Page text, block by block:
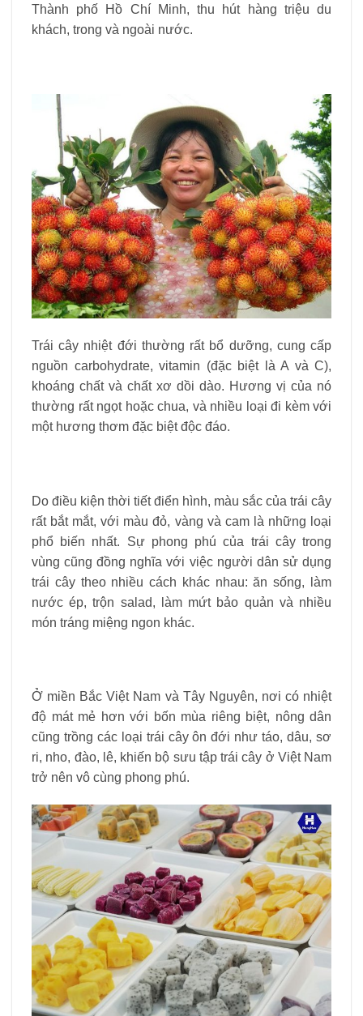
Thành phố Hồ Chí Minh, thu hút hàng triệu du
khách, trong và ngoài nước.
Trái cây nhiệt đới thường rất bổ dưỡng, cung cấp
nguồn carbohydrate, vitamin (đặc biệt là A và C),
khoáng chất và chất xơ dồi dào. Hương vị của nó
thường rất ngọt hoặc chua, và nhiều loại đi kèm với
một hương thơm đặc biệt độc đáo.
Do điều kiện thời tiết điển hình, màu sắc của trái cây
rất bắt mắt, với màu đỏ, vàng và cam là những loại
phổ biến nhất. Sự phong phú của trái cây trong
vùng cũng đồng nghĩa với việc người dân sử dụng
trái cây theo nhiều cách khác nhau: ăn sống, làm
nước ép, trộn salad, làm mứt bảo quản và nhiều
món tráng miệng ngon khác.
Ở miền Bắc Việt Nam và Tây Nguyên, nơi có nhiệt
độ mát mẻ hơn với bốn mùa riêng biệt, nông dân
cũng trồng các loại trái cây ôn đới như táo, dâu, sơ
ri, nho, đào, lê, khiến bộ sưu tập trái cây ở Việt Nam
trở nên vô cùng phong phú.